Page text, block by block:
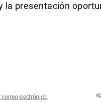
la presentación
electrónico.